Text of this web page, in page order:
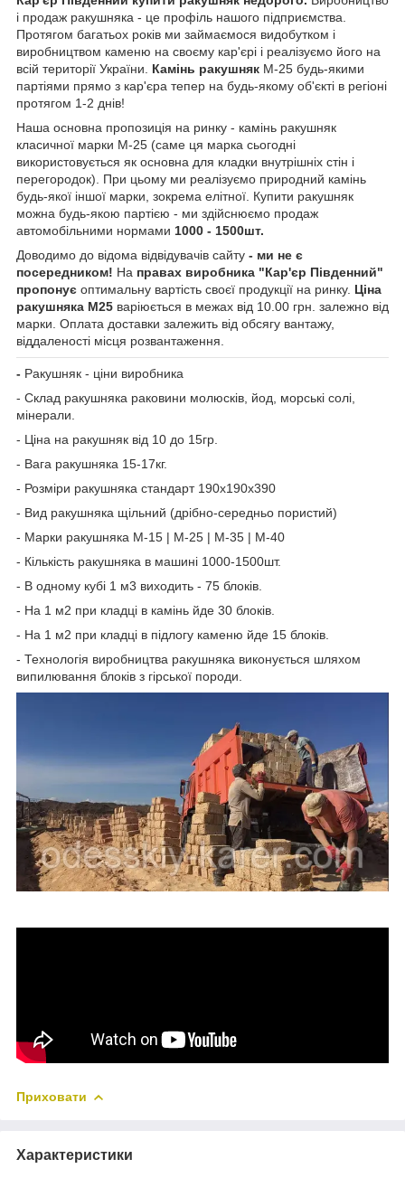
і продаж ракушняка - це профіль нашого підприємства.
Протягом багатьох років ми займаємося видобутком і
виробництвом каменю на своєму кар'єрі і реалізуємо його на
всій території України. Камінь ракушняк М-25 будь-якими
партіями прямо з кар'єра тепер на будь-якому об'єкті в регіоні
протягом 1-2 днів!
Наша основна пропозиція на ринку - камінь ракушняк
класичної марки М-25 (саме ця марка сьогодні
використовується як основна для кладки внутрішніх стін і
перегородок). При цьому ми реалізуємо природний камінь
будь-якої іншої марки, зокрема елітної. Купити ракушняк
можна будь-якою партією - ми здійснюємо продаж
автомобільними нормами 1000 - 1500шт.
Доводимо до відома відвідувачів сайту - ми не є
посередником! На правах виробника "Кар'єр Південний"
пропонує оптимальну вартість своєї продукції на ринку. Ціна
ракушняка М25 варіюється в межах від 10.00 грн. залежно від
марки. Оплата доставки залежить від обсягу вантажу,
віддаленості місця розвантаження.
- Ракушняк - ціни виробника
- Склад ракушняка раковини молюсків, йод, морські солі,
мінерали.
- Ціна на ракушняк від 10 до 15гр.
- Вага ракушняка 15-17кг.
- Розміри ракушняка стандарт 190х190х390
- Вид ракушняка щільний (дрібно-середньо пористий)
- Марки ракушняка М-15 | М-25 | М-35 | М-40
- Кількість ракушняка в машині 1000-1500шт.
- В одному кубі 1 м3 виходить - 75 блоків.
- На 1 м2 при кладці в камінь йде 30 блоків.
- На 1 м2 при кладці в підлогу каменю йде 15 блоків.
- Технологія виробництва ракушняка виконується шляхом
випилювання блоків з гірської породи.
Приховати
Характеристики